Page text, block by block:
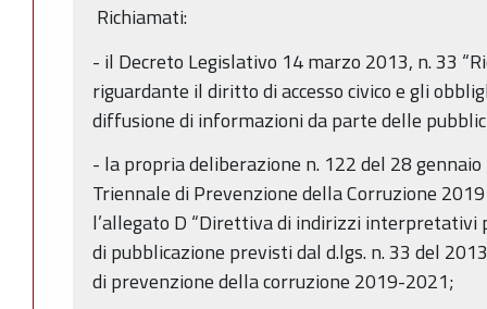
Richiamati:
- il Decreto Legislativo 14 marzo 2013, n. 33
riguardante il diritto di accesso civico e gli
diffusione di informazioni da parte delle
- la propria deliberazione n. 122 del 28
Triennale di Prevenzione della Corruzione
l’allegato D “Direttiva di indirizzi interpretativi
di pubblicazione previsti dal d.lgs. n. 33 del
di prevenzione della corruzione 2019-2021;